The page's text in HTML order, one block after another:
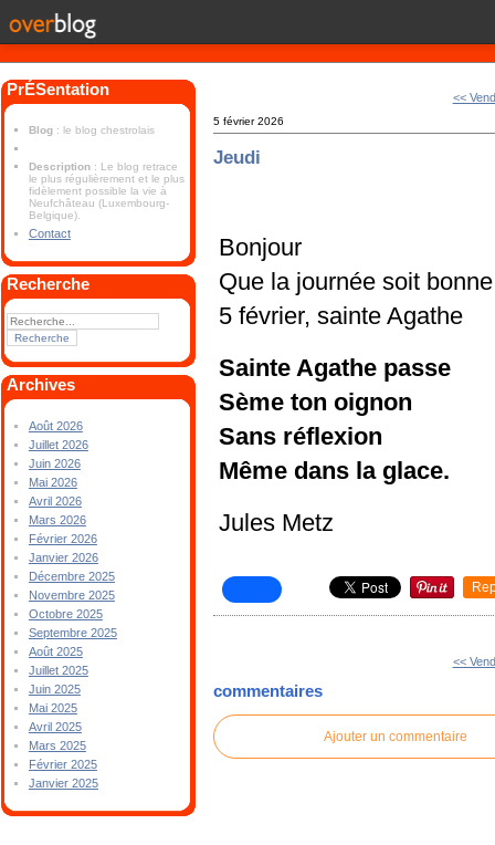
PrÉSentation
Blog : le blog chestrolais
Description : Le blog retrace
le plus régulièrement et le plus
fidèlement possible la vie à
Neufchâteau (Luxembourg-
Belgique).
Contact
Recherche
Archives
Août 2026
Juillet 2026
Juin 2026
Mai 2026
Avril 2026
Mars 2026
Février 2026
Janvier 2026
Décembre 2025
Novembre 2025
Octobre 2025
Septembre 2025
Août 2025
Juillet 2025
Juin 2025
Mai 2025
Avril 2025
Mars 2025
Février 2025
Janvier 2025
<<
5 février 2026
Jeudi
Bonjour
Que la journée soit
5 février, sainte Agathe
Sainte Agathe passe
Sème ton oignon
Sans réflexion
Même dans la glace.
Jules Metz
<<
commentaires
Ajouter un commentaire